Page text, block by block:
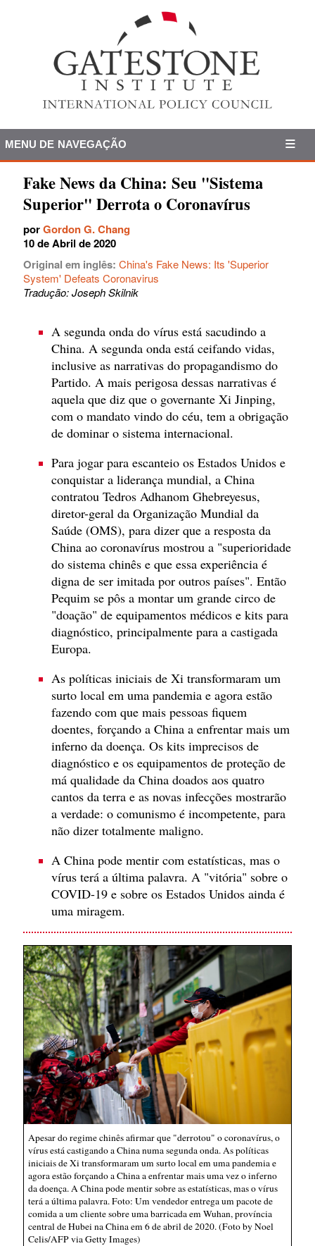
MENU DE NAVEGAÇÃO
Fake News da China: Seu "Sistema
Superior" Derrota o Coronavírus
porGordon G. Chang
10 de Abril de 2020
Original em inglês: China's Fake News: Its 'Superior
System' Defeats Coronavirus
Tradução: Joseph Skilnik
A segunda onda do vírus está sacudindo a
China. A segunda onda está ceifando vidas,
inclusive as narrativas do propagandismo do
Partido. A mais perigosa dessas narrativas é
aquela que diz que o governante Xi Jinping,
com o mandato vindo do céu, tem a obrigação
de dominar o sistema internacional.
Para jogar para escanteio os Estados Unidos e
conquistar a liderança mundial, a China
contratou Tedros Adhanom Ghebreyesus,
diretor-geral da Organização Mundial da
Saúde (OMS), para dizer que a resposta da
China ao coronavírus mostrou a "superioridade
do sistema chinês e que essa experiência é
digna de ser imitada por outros países". Então
Pequim se pôs a montar um grande circo de
"doação" de equipamentos médicos e kits para
diagnóstico, principalmente para a castigada
Europa.
As políticas iniciais de Xi transformaram um
surto local em uma pandemia e agora estão
fazendo com que mais pessoas fiquem
doentes, forçando a China a enfrentar mais um
inferno da doença. Os kits imprecisos de
diagnóstico e os equipamentos de proteção de
má qualidade da China doados aos quatro
cantos da terra e as novas infecções mostrarão
a verdade: o comunismo é incompetente, para
não dizer totalmente maligno.
A China pode mentir com estatísticas, mas o
vírus terá a última palavra. A "vitória" sobre o
COVID-19 e sobre os Estados Unidos ainda é
uma miragem.
Apesar do regime chinês afirmar que "derrotou" o coronavírus, o
vírus está castigando a China numa segunda onda. As políticas
iniciais de Xi transformaram um surto local em uma pandemia e
agora estão forçando a China a enfrentar mais uma vez o inferno
da doença. A China pode mentir sobre as estatísticas, mas o vírus
terá a última palavra. Foto: Um vendedor entrega um pacote de
comida a um cliente sobre uma barricada em Wuhan, província
central de Hubei na China em 6 de abril de 2020. (Foto by Noel
Celis/AFP via Getty Images)